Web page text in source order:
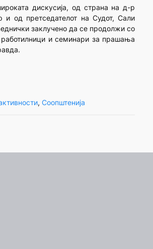
дискусија, од страна на д-р
и од претседателот на Судот, Сали
заклучено да се продолжи со
и семинари за прашања
, Соопштенија